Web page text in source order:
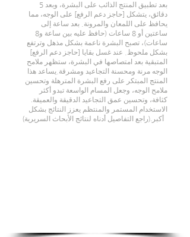
بعد تطبيق المنتج الذائب على البشرة، وبعد 5
دقائق، يتشكل [حاجز دعم الرفع] على الوجه، مما
يحافظ على اللمعان والمرونة. بعد ساعة إلى
ساعتين أو 8 ساعات (حافظ عليه بين ساعة و8
ساعات)، تصبح البشرة ناعمة بشكل مذهل وترتفع
بشكل ملحوظ. عند غسل بقايا [حاجز دعم الرفع]
المتبقية بعد امتصاصها في البشرة، ستظهر ملامح
الوجه مرنة ومحسنة التجاعيد ومشرقة. يساعد هذا
المنتج المبتكر على رفع البشرة المترهلة وتحسين
ملامح الوجه، وجعل المسام الواسعة تبدو أكثر
كثافة، وتحسين عمق التجاعيد الدقيقة والعميقة.
الاستخدام المستمر والمنتظم يعزز النتائج بشكل